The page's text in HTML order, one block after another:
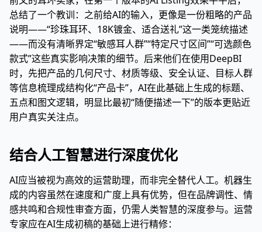
总结了一个教训：之前给AI的输入，更像是一份粗略的产品
说明——“珍珠耳环、18K镀金、适合送礼”这一类笼统描述
——而没有清晰界定“敏感耳人群”“特定尺寸区间”“可选颜色
款式”这些真实影响决策的细节。后来他们在使用DeepBI
时，先把产品的几何尺寸、材质等级、安全认证、目标人群
等信息梳理成结构化“产品卡”，AI在此基础上生成的标题、
五点和图文逻辑，明显比最初“随便描述一下”的版本更贴近
用户真实关注点。
结合人工智慧进行深度优化
AI应当被视为高效的运营助理，而非完全替代人工。机器生
成的内容虽然在速度和广度上具有优势，但在品牌调性、情
感共鸣和合规性审查方面，仍需人类智慧的深度参与。运营
专家应在AI生成初稿的基础上进行精修：